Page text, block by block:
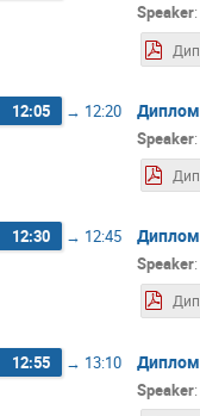
Speaker:
12:05 → 12:20 Диплом
Speaker:
12:30 → 12:45 Диплом
Speaker:
12:55 → 13:10 Диплом
Speaker: